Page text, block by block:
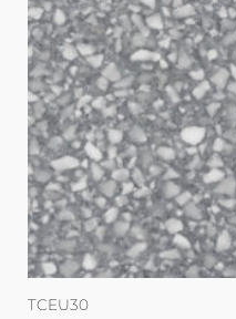
TCEU30